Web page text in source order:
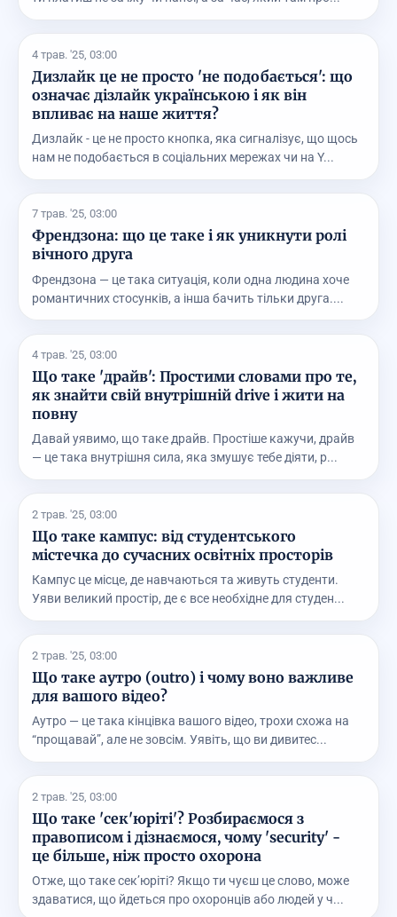
4 трав. '25, 03:00
Дизлайк це не просто 'не подобається': що
означає дізлайк українською і як він
впливає на наше життя?
Дизлайк - це не просто кнопка, яка сигналізує, що щось
нам не подобається в соціальних мережах чи на Y...
7 трав. '25, 03:00
Френдзона: що це таке і як уникнути ролі
вічного друга
Френдзона — це така ситуація, коли одна людина хоче
романтичних стосунків, а інша бачить тільки друга....
4 трав. '25, 03:00
Що таке 'драйв': Простими словами про те,
як знайти свій внутрішній drive і жити на
повну
Давай уявимо, що таке драйв. Простіше кажучи, драйв
— це така внутрішня сила, яка змушує тебе діяти, р...
2 трав. '25, 03:00
Що таке кампус: від студентського
містечка до сучасних освітніх просторів
Кампус це місце, де навчаються та живуть студенти.
Уяви великий простір, де є все необхідне для студен...
2 трав. '25, 03:00
Що таке аутро (outro) і чому воно важливе
для вашого відео?
Аутро — це така кінцівка вашого відео, трохи схожа на
“прощавай”, але не зовсім. Уявіть, що ви дивитес...
2 трав. '25, 03:00
Що таке 'сек'юріті'? Розбираємося з
правописом і дізнаємося, чому 'security' -
це більше, ніж просто охорона
Отже, що таке сек’юріті? Якщо ти чуєш це слово, може
здаватися, що йдеться про охоронців або людей у ч...